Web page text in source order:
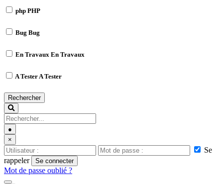
php PHP
Bug Bug
En Travaux En Travaux
A TesterA Tester
Rechercher
●
×
Se
rappeler
Se connecter
Mot de passe oublié ?